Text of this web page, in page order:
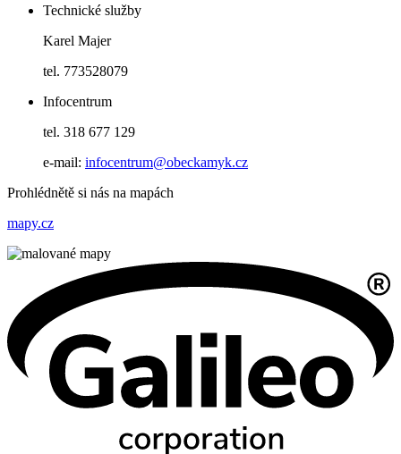
Technické služby
Karel Majer
tel. 773528079
Infocentrum
tel. 318 677 129
e-mail: infocentrum@obeckamyk.cz
Prohlédnětě si nás na mapách
mapy.cz